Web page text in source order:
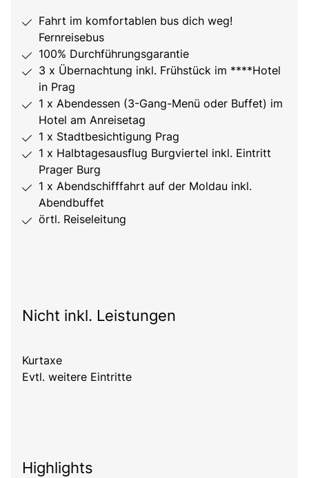
Fahrt im komfortablen bus dich weg!
Fernreisebus
100% Durchführungsgarantie
3 x Übernachtung inkl. Frühstück im ****Hotel
in Prag
1 x Abendessen (3-Gang-Menü oder Buffet) im
Hotel am Anreisetag
1 x Stadtbesichtigung Prag
1 x Halbtagesausflug Burgviertel inkl. Eintritt
Prager Burg
1 x Abendschifffahrt auf der Moldau inkl.
Abendbuffet
örtl. Reiseleitung
Nicht inkl. Leistungen
Kurtaxe
Evtl. weitere Eintritte
Highlights